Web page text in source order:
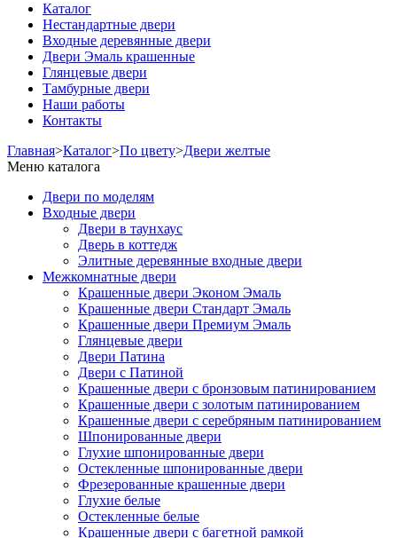
Каталог
Нестандартные двери
Входные деревянные двери
Двери Эмаль крашенные
Глянцевые двери
Тамбурные двери
Наши работы
Контакты
Главная>Каталог>По цвету>Двери желтые
Меню каталога
Двери по моделям
Входные двери
Двери в таунхаус
Дверь в коттедж
Элитные деревянные входные двери
Межкомнатные двери
Крашенные двери Эконом Эмаль
Крашенные двери Стандарт Эмаль
Крашенные двери Премиум Эмаль
Глянцевые двери
Двери Патина
Двери с Патиной
Крашенные двери с бронзовым патинированием
Крашенные двери с золотым патинированием
Крашенные двери с серебряным патинированием
Шпонированные двери
Глухие шпонированные двери
Остекленные шпонированные двери
Фрезерованные крашенные двери
Глухие белые
Остекленные белые
Крашенные двери с багетной рамкой